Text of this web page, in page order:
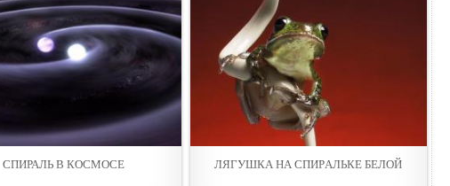
СПИРАЛЬ В КОСМОСЕ ЛЯГУШКА НА СПИРAЛЬКE БЕЛОЙ